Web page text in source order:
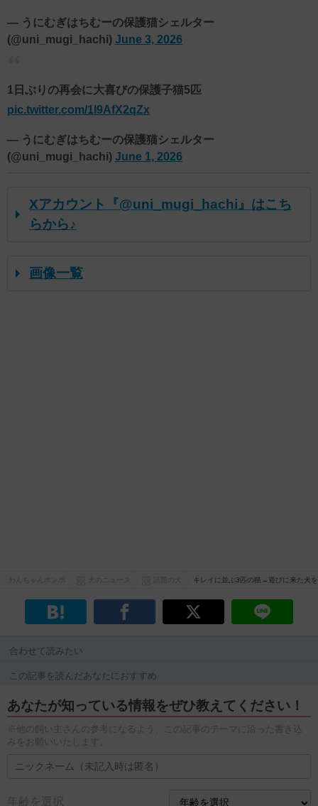
— うにむぎはちむーの保護猫シェルター
(@uni_mugi_hachi) June 3, 2026
1日ぶりの再会に大喜びの保護子猫5匹
pic.twitter.com/1l9AfX2qZx
— うにむぎはちむーの保護猫シェルター
(@uni_mugi_hachi) June 1, 2026
Xアカウント『@uni_mugi_hachi』はこち
らから♪
画像一覧
キレイに並ぶ3匹の猫→遊びに来た犬
合わせて読みたい
この記事を読んだあなたにおすすめ
あなたが知っている情報をぜひ教えてください！
※他の飼い主さんの参考になるよう、この記事のテーマに沿った書き込
みをお願いいたします。
年齢を選択